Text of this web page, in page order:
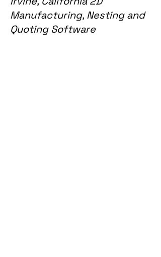
Manufacturing, Nesting and
Quoting Software